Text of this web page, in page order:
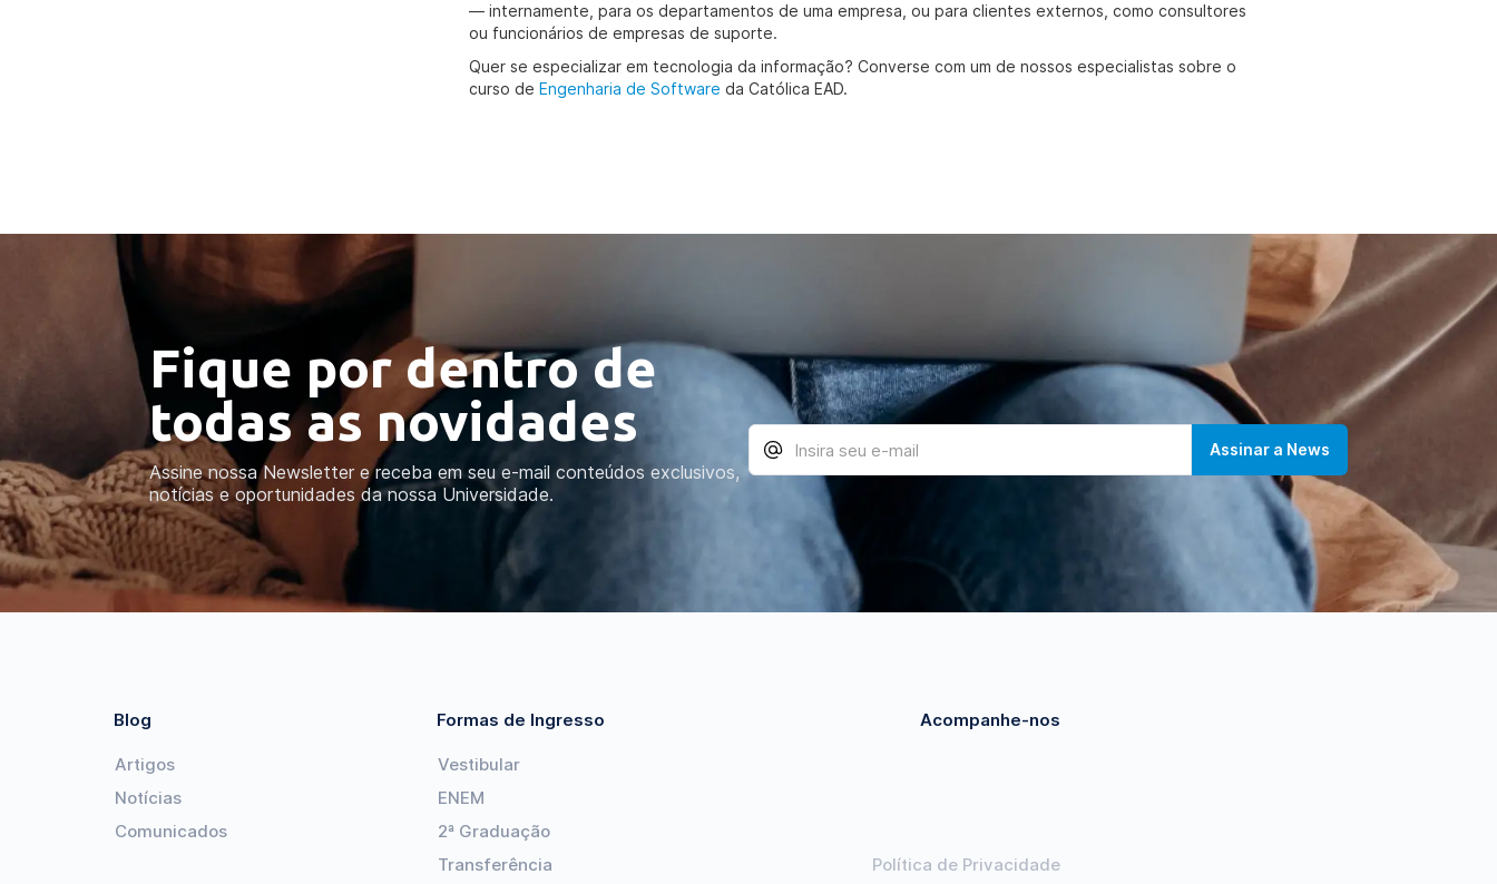
— internamente, para os departamentos de uma empresa, ou para clientes externos, como consultores
ou funcionários de empresas de suporte.
Quer se especializar em tecnologia da informação? Converse com um de nossos especialistas sobre o
curso deEngenharia de Software da Católica EAD.
Fique por dentro de
todas as novidades
Assine nossa Newsletter e receba em seu e-mail conteúdos exclusivos,
notícias e oportunidades da nossa Universidade.
Blog
Artigos
Notícias
Comunicados
Formas de Ingresso
Vestibular
ENEM
2ª Graduação
Transferência
Acompanhe-nos
Política de Privacidade